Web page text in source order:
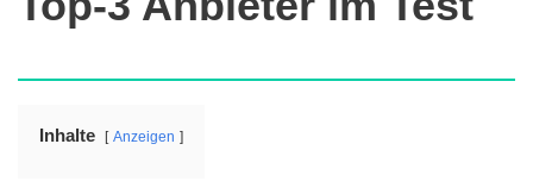
Inhalte Anzeigen